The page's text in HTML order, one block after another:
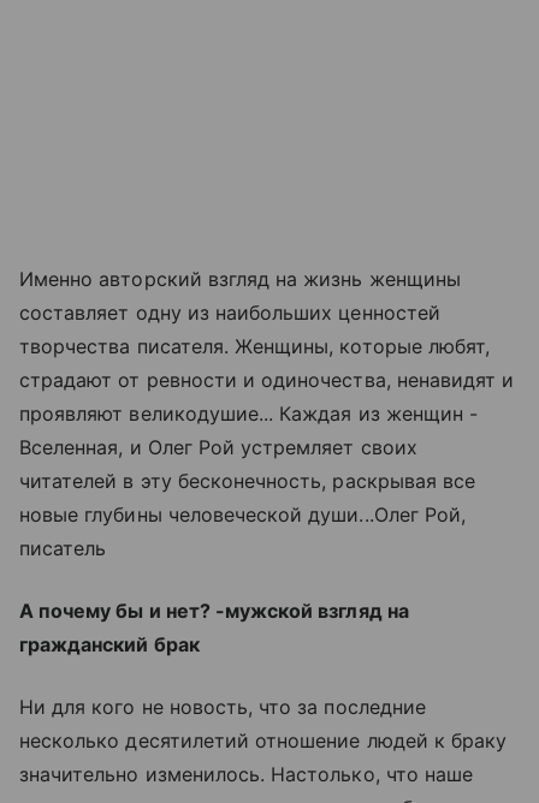
Именно авторский взгляд на жизнь женщины
составляет одну из наибольших ценностей
творчества писателя. Женщины, которые любят,
страдают от ревности и одиночества, ненавидят и
проявляют великодушие... Каждая из женщин -
Вселенная, и Олег Рой устремляет своих
читателей в эту бесконечность, раскрывая все
новые глубины человеческой души...Олег Рой,
писатель
А почему бы и нет? -мужской взгляд на
гражданский брак
Ни для кого не новость, что за последние
несколько десятилетий отношение людей к браку
значительно изменилось. Настолько, что наше